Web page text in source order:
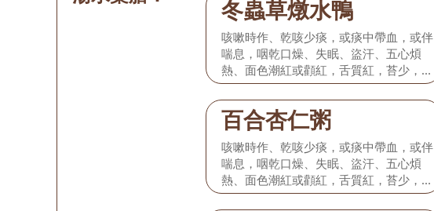
冬蟲草燉水鴨
咳嗽時作、乾咳少痰，或痰中帶血，或伴
喘息，咽乾口燥、失眠、盜汗、五心煩
熱、面色潮紅或顴紅，舌質紅，苔少，脈
細數弱。
百合杏仁粥
咳嗽時作、乾咳少痰，或痰中帶血，或伴
喘息，咽乾口燥、失眠、盜汗、五心煩
熱、面色潮紅或顴紅，舌質紅，苔少，脈
細數弱。